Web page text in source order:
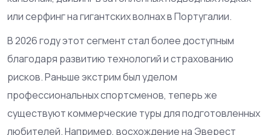
или серфинг на гигантских волнах в Португалии.
В 2026 году этот сегмент стал более доступным
благодаря развитию технологий и страхованию
рисков. Раньше экстрим был уделом
профессиональных спортсменов, теперь же
существуют коммерческие туры для подготовленных
любителей. Например, восхождение на Эверест